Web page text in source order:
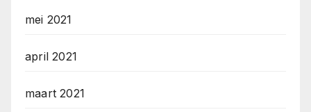
mei 2021
april 2021
maart 2021